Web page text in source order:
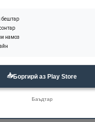
бештар
намоз
📥Боргирӣ аз Play Store
Баъдтар